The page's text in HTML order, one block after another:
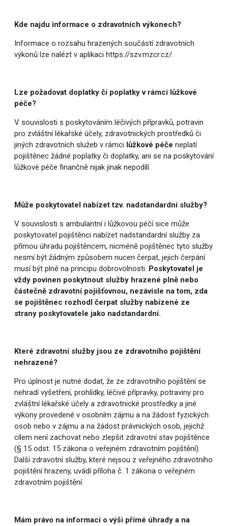
Kde najdu informace o zdravotních výkonech?
Informace o rozsahu hrazených součástí zdravotních
výkonů lze nalézt v aplikaci https://szv.mzcr.cz/.
Lze požadovat doplatky či poplatky v rámci lůžkové
péče?
V souvislosti s poskytováním léčivých přípravků, potravin
pro zvláštní lékařské účely, zdravotnických prostředků či
jiných zdravotních služeb v rámci lůžkové péče neplatí
pojištěnec žádné poplatky či doplatky, ani se na poskytování
lůžkové péče finančně nijak jinak nepodílí.
Může poskytovatel nabízet tzv. nadstandardní služby?
V souvislosti s ambulantní i lůžkovou péčí sice může
poskytovatel pojištěnci nabízet nadstandardní služby za
přímou úhradu pojištěncem, nicméně pojištěnec tyto služby
nesmí být žádným způsobem nucen čerpat, jejich čerpání
musí být plně na principu dobrovolnosti. Poskytovatel je
vždy povinen poskytnout služby hrazené plně nebo
částečně zdravotní pojišťovnou, nezávisle na tom, zda
se pojištěnec rozhodl čerpat služby nabízené ze
strany poskytovatele jako nadstandardní.
Které zdravotní služby jsou ze zdravotního pojištění
nehrazené?
Pro úplnost je nutné dodat, že ze zdravotního pojištění se
nehradí vyšetření, prohlídky, léčivé přípravky, potraviny pro
zvláštní lékařské účely a zdravotnické prostředky a jiné
výkony provedené v osobním zájmu a na žádost fyzických
osob nebo v zájmu a na žádost právnických osob, jejichž
cílem není zachovat nebo zlepšit zdravotní stav pojištěnce
(§ 15 odst. 15 zákona o veřejném zdravotním pojištění).
Další zdravotní služby, které nejsou z veřejného zdravotního
pojištění hrazeny, uvádí příloha č. 1 zákona o veřejném
zdravotním pojištění.
Mám právo na informaci o výši přímé úhrady a na